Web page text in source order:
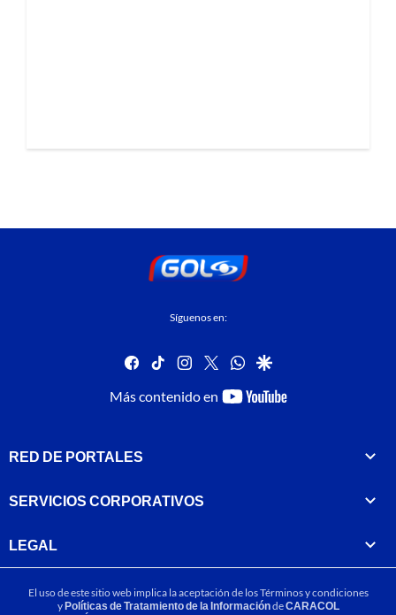
Síguenos en:
facebook
tiktok instagram
twitterwhatsapp
google
Más contenido en
youtube-
RED DE PORTALES
SERVICIOS CORPORATIVOS
LEGAL
El uso de este sitio web implica la aceptación de losTérminos y condiciones
yPolíticas de Tratamiento de la InformacióndeCARACOL